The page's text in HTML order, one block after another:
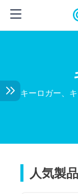
キーロガー、
人気製品